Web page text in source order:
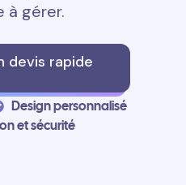
à gérer.
devis rapide
Design personnalisé
et sécurité